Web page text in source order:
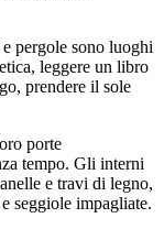
pergole sono luoghi
leggere un libro
prendere il sole
porte
tempo. Gli interni
e travi di legno,
seggiole impagliate.